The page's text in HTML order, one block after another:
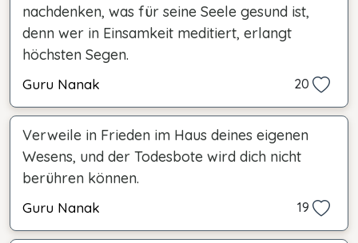
nachdenken, was für seine Seele gesund ist,
denn wer in Einsamkeit meditiert, erlangt
höchsten Segen.
Guru Nanak 20
Verweile in Frieden im Haus deines eigenen
Wesens, und der Todesbote wird dich nicht
berühren können.
Guru Nanak 19